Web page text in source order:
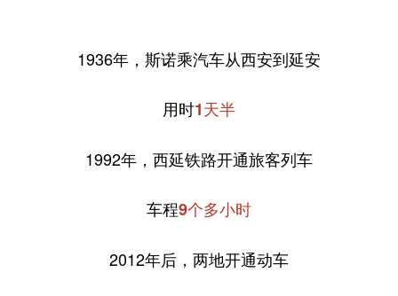
1936年，斯诺乘汽车从西安到延安
用时1天半
1992年，西延铁路开通旅客列车
车程9个多小时
2012年后，两地开通动车